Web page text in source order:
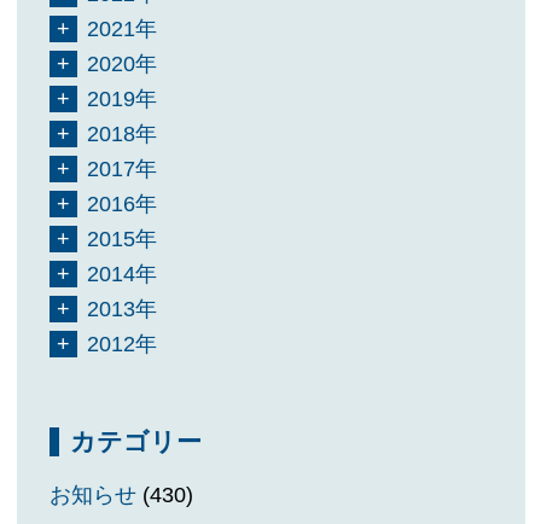
2021年
2020年
2019年
2018年
2017年
2016年
2015年
2014年
2013年
2012年
カテゴリー
お知らせ(430)